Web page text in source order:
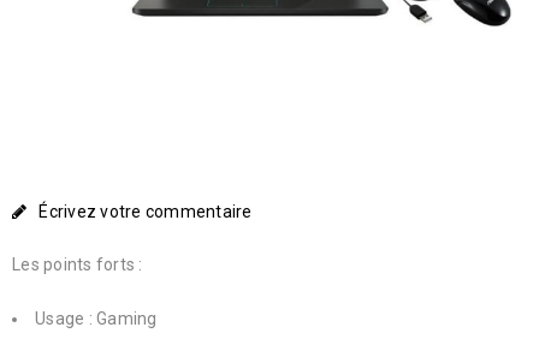
Écrivez votre commentaire
Les points forts :
Usage : Gaming